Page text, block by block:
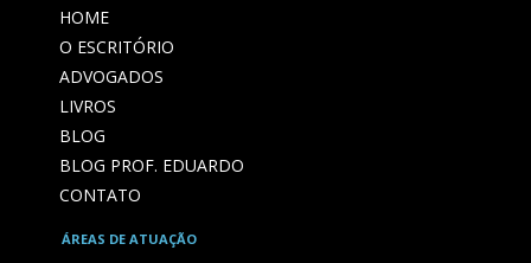
HOME
O ESCRITÓRIO
ADVOGADOS
LIVROS
BLOG
BLOG PROF. EDUARDO
CONTATO
ÁREAS DE ATUAÇÃO